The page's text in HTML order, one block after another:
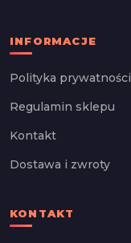
INFORMACJE
Polityka prywatności
Regulamin sklepu
Kontakt
Dostawa i zwroty
KONTAKT